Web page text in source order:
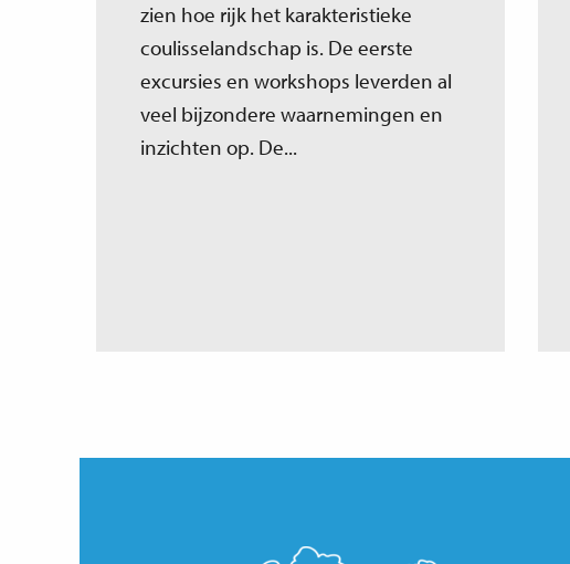
zien hoe rijk het karakteristieke
coulisselandschap is. De eerste
excursies en workshops leverden al
veel bijzondere waarnemingen en
inzichten op. De...